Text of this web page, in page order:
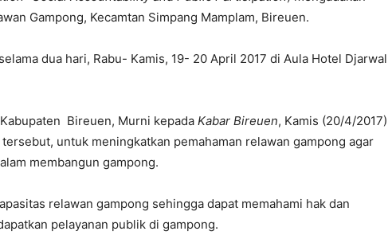
Gampong, Kecamtan Simpang Mamplam, Bireuen.
dua hari, Rabu- Kamis, 19- 20 April 2017 di Aula Hotel Djarwal
Bireuen, Murni kepada Kabar Bireuen, Kamis (20/4/2017)
untuk meningkatkan pemahaman relawan gampong agar
membangun gampong.
relawan gampong sehingga dapat memahami hak dan
pelayanan publik di gampong.